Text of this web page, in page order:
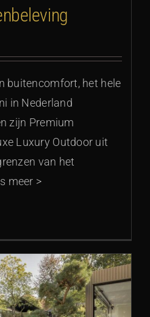
buitencomfort, het hele
in Nederland
zijn Premium
Luxury Outdoor uit
van het
meer >